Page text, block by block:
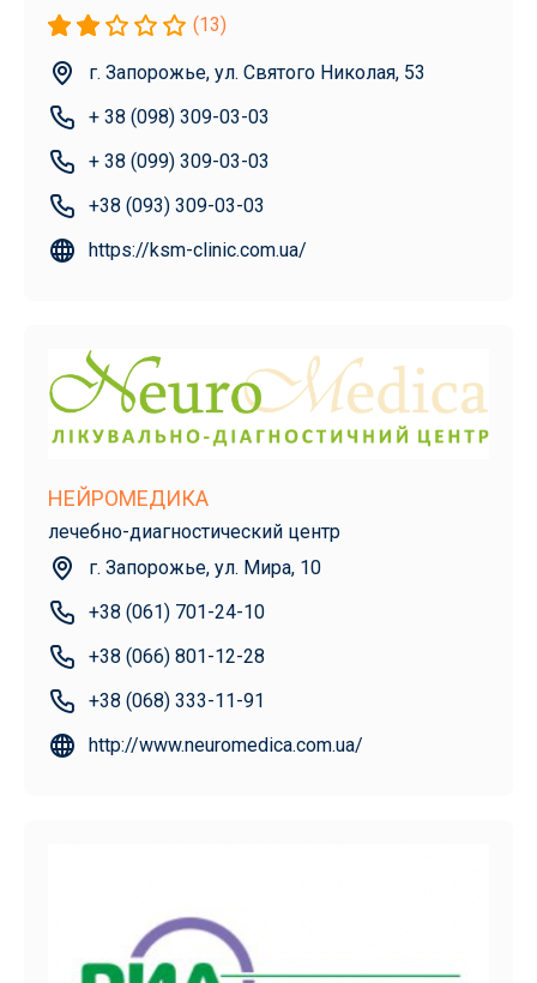
(13)
г. Запорожье, ул. Святого Николая, 53
+ 38 (098) 309-03-03
+ 38 (099) 309-03-03
+38 (093) 309-03-03
https://ksm-clinic.com.ua/
НЕЙРОМЕДИКА
лечебно-диагностический центр
г. Запорожье, ул. Мира, 10
+38 (‎061) 701-24-10
+38 ‎(066) 801-12-28
+38 (068) 333-11-91
http://www.neuromedica.com.ua/